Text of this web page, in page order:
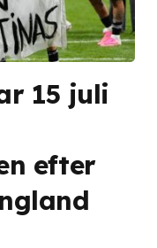
15 juli
efter